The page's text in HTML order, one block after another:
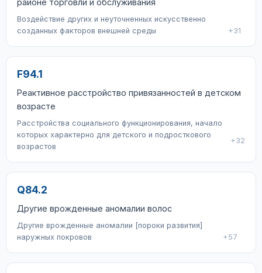
районе торговли и обслуживания
Воздействие других и неуточненных искусственно
созданных факторов внешней среды
+31
F94.1
Реактивное расстройство привязанностей в детском
возрасте
Расстройства социального функционирования, начало
которых характерно для детского и подросткового
возрастов
+32
Q84.2
Другие врожденные аномалии волос
Другие врожденные аномалии [пороки развития]
наружных покровов
+57